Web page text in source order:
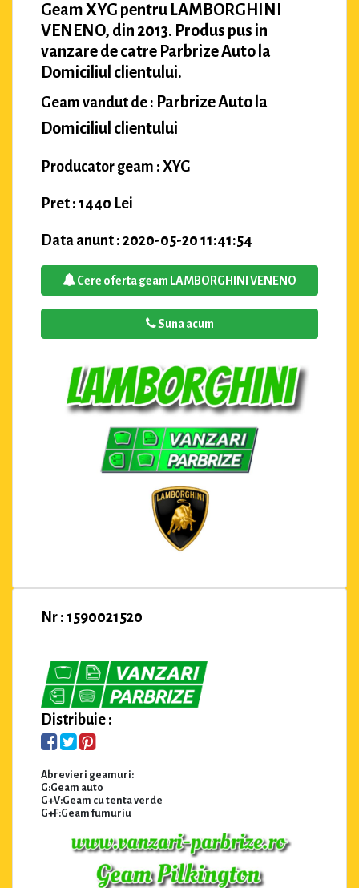
Geam XYG pentru LAMBORGHINI
VENENO, din 2013. Produs pus in
vanzare de catre Parbrize Auto la
Domiciliul clientului.
Geam vandut de : Parbrize Auto la
Domiciliul clientului
Producator geam : XYG
Pret : 1440 Lei
Data anunt : 2020-05-20 11:41:54
Cere oferta geam LAMBORGHINI VENENO
Suna acum
Nr : 1590021520
Distribuie :
Abrevieri geamuri:
G:Geam auto
G+V:Geam cu tenta verde
G+F:Geam fumuriu